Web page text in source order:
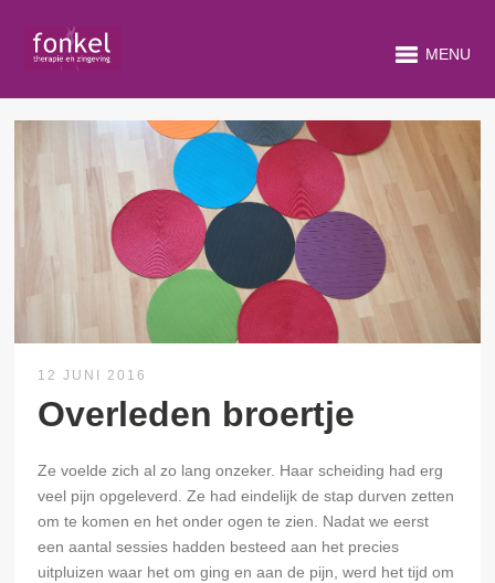
MENU
12 JUNI 2016
Overleden broertje
Ze voelde zich al zo lang onzeker. Haar scheiding had erg
veel pijn opgeleverd. Ze had eindelijk de stap durven zetten
om te komen en het onder ogen te zien. Nadat we eerst
een aantal sessies hadden besteed aan het precies
uitpluizen waar het om ging en aan de pijn, werd het tijd om